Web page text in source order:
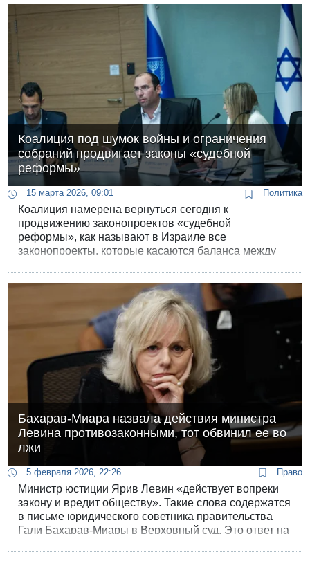
(ведомства по расследованию преступлений
полицейских) из-под контроля прокуратуры и
Коалиция под шумок войны и ограничения
собраний продвигает законы «судебной
реформы»
15 марта 2026, 09:01 Политика
Коалиция намерена вернуться сегодня к
продвижению законопроектов «судебной
реформы», как называют в Израиле все
законопроекты, которые касаются баланса между
время, несмотря на то, что они усиливают раскол в
Бахарав-Миара назвала действия министра
Левина противозаконными, тот обвинил ее во
лжи
5 февраля 2026, 22:26 Право
Министр юстиции Ярив Левин «действует вопреки
закону и вредит обществу». Такие слова содержатся
в письме юридического советника правительства
Гали Бахарав-Миары в Верховный суд. Это ответ на